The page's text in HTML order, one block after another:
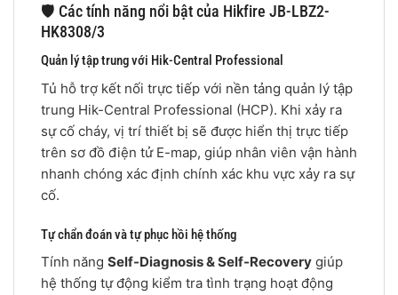
🛡️ Các tính năng nổi bật của Hikfire JB-LBZ2-
HK8308/3
Quản lý tập trung với Hik-Central Professional
Tủ hỗ trợ kết nối trực tiếp với nền tảng quản lý tập
trung Hik-Central Professional (HCP). Khi xảy ra
sự cố cháy, vị trí thiết bị sẽ được hiển thị trực tiếp
trên sơ đồ điện tử E-map, giúp nhân viên vận hành
nhanh chóng xác định chính xác khu vực xảy ra sự
cố.
Tự chẩn đoán và tự phục hồi hệ thống
Tính năng Self-Diagnosis & Self-Recovery giúp
hệ thống tự động kiểm tra tình trạng hoạt động